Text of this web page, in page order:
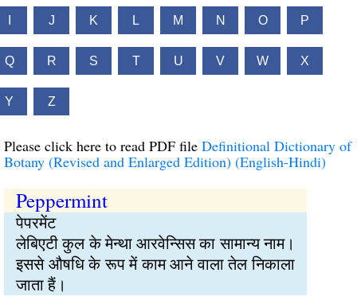
J K L M N O P
Q R S T U V W X
Y Z
Please click here to read PDF file Definitional Dictionary of
Botany (Revised and Enlarged Edition) (English-Hindi)
Peppermint
पेपरमेंट
लेबिएटी कुल के मेन्था आरवेन्सिस का सामान्य नाम।
इससे औषधि के रूप में काम आने वाला तेल निकाला
जाता हैं।